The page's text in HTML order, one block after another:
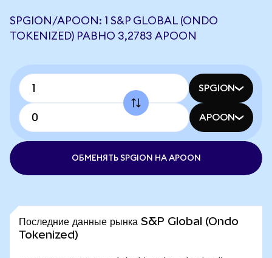
SPGION/APOON: 1 S&P GLOBAL (ONDO
TOKENIZED) РАВНО 3,2783 APOON
SPGION
APOON
ОБМЕНЯТЬ SPGION НА APOON
Последние данные рынка S&P Global (Ondo
Tokenized)